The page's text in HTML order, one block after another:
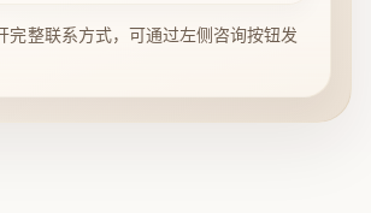
完整联系方式，可通过左侧咨询按钮发